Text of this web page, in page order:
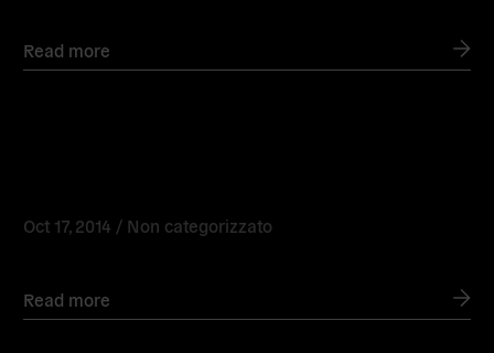
Read more
Oct 17, 2014 / Non categorizzato
Read more